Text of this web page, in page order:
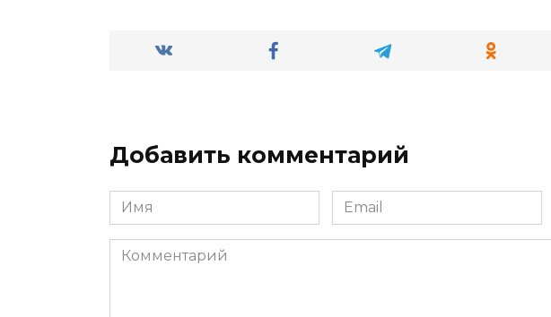
Добавить комментарий
Имя Email
Комментарий